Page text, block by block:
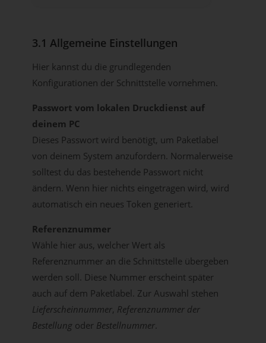
3.1 Allgemeine Einstellungen
Hier kannst du die grundlegenden
Konfigurationen der Schnittstelle vornehmen.
Passwort vom lokalen Druckdienst auf
deinem PC
Dieses Passwort wird benötigt, um Paketlabel
von deinem System anzufordern. Normalerweise
solltest du das bestehende Passwort nicht
ändern. Wenn hier nichts eingetragen wird, wird
automatisch ein neues Token generiert.
Referenznummer
Wähle hier aus, welcher Wert als
Referenznummer an die Schnittstelle übergeben
werden soll. Diese Nummer erscheint später
auch auf dem Paketlabel. Zur Auswahl stehen
Lieferscheinnummer, Referenznummer der
Bestellungoder Bestellnummer.